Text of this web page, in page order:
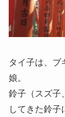
タイ子は、ブ
娘。
鈴子（スズ子
してきた鈴